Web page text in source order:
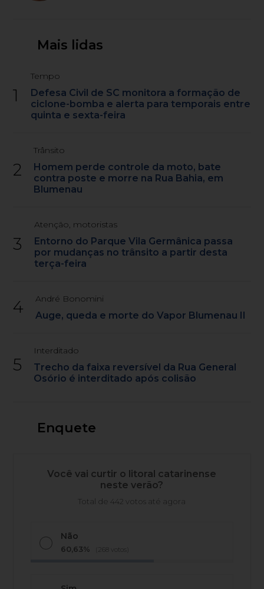
Mais lidas
1
Tempo
Defesa Civil de SC monitora a formação de
ciclone-bomba e alerta para temporais entre
quinta e sexta-feira
2
Trânsito
Homem perde controle da moto, bate
contra poste e morre na Rua Bahia, em
Blumenau
3
Atenção, motoristas
Entorno do Parque Vila Germânica passa
por mudanças no trânsito a partir desta
terça-feira
4 André Bonomini
Auge, queda e morte do Vapor Blumenau II
5
Interditado
Trecho da faixa reversível da Rua General
Osório é interditado após colisão
Enquete
Você vai curtir o litoral catarinense
neste verão?
Total de 442 votos até agora
Não
60,63% (268 votos)